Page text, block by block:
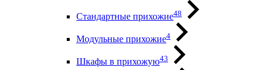
Стандартные прихожие48
Модульные прихожие4
Шкафы в прихожую43